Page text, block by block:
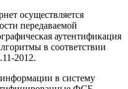
осуществляется
передаваемой
аутентификация
в соответствии
2012.
в систему